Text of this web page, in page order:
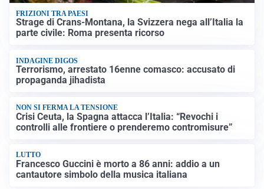
FRIZIONI TRA PAESI
Strage di Crans-Montana, la Svizzera nega all’Italia la
parte civile: Roma presenta ricorso
INDAGINE DIGOS
Terrorismo, arrestato 16enne comasco: accusato di
propaganda jihadista
NON SI FERMA LA TENSIONE
Crisi Ceuta, la Spagna attacca l’Italia: “Revochi i
controlli alle frontiere o prenderemo contromisure”
LUTTO
Francesco Guccini è morto a 86 anni: addio a un
cantautore simbolo della musica italiana